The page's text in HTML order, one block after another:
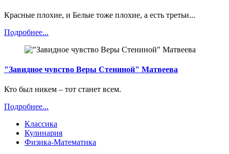
Красные плохие, и Белые тоже плохие, а есть третьи...
Подробнее...
"Завидное чувство Веры Стениной" Матвеева
Кто был никем – тот станет всем.
Подробнее...
Классика
Кулинария
Физика-Математика